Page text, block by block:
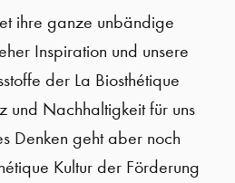
ihre ganze unbändige
Inspiration und unsere
der La Biosthétique
und Nachhaltigkeit für uns
Denken geht aber noch
Kultur der Förderung